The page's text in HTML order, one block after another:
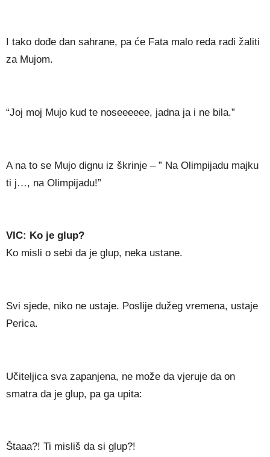
I tako dođe dan sahrane, pa će Fata malo reda radi žaliti
za Mujom.
“Joj moj Mujo kud te noseeeeee, jadna ja i ne bila.”
A na to se Mujo dignu iz škrinje – ” Na Olimpijadu majku
ti j…, na Olimpijadu!”
VIC: Ko je glup?
Ko misli o sebi da je glup, neka ustane.
Svi sjede, niko ne ustaje. Poslije dužeg vremena, ustaje
Perica.
Učiteljica sva zapanjena, ne može da vjeruje da on
smatra da je glup, pa ga upita:
Štaaa?! Ti misliš da si glup?!